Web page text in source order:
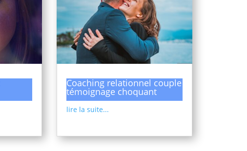
Coaching relationnel couple
témoignage choquant
lire la suite...